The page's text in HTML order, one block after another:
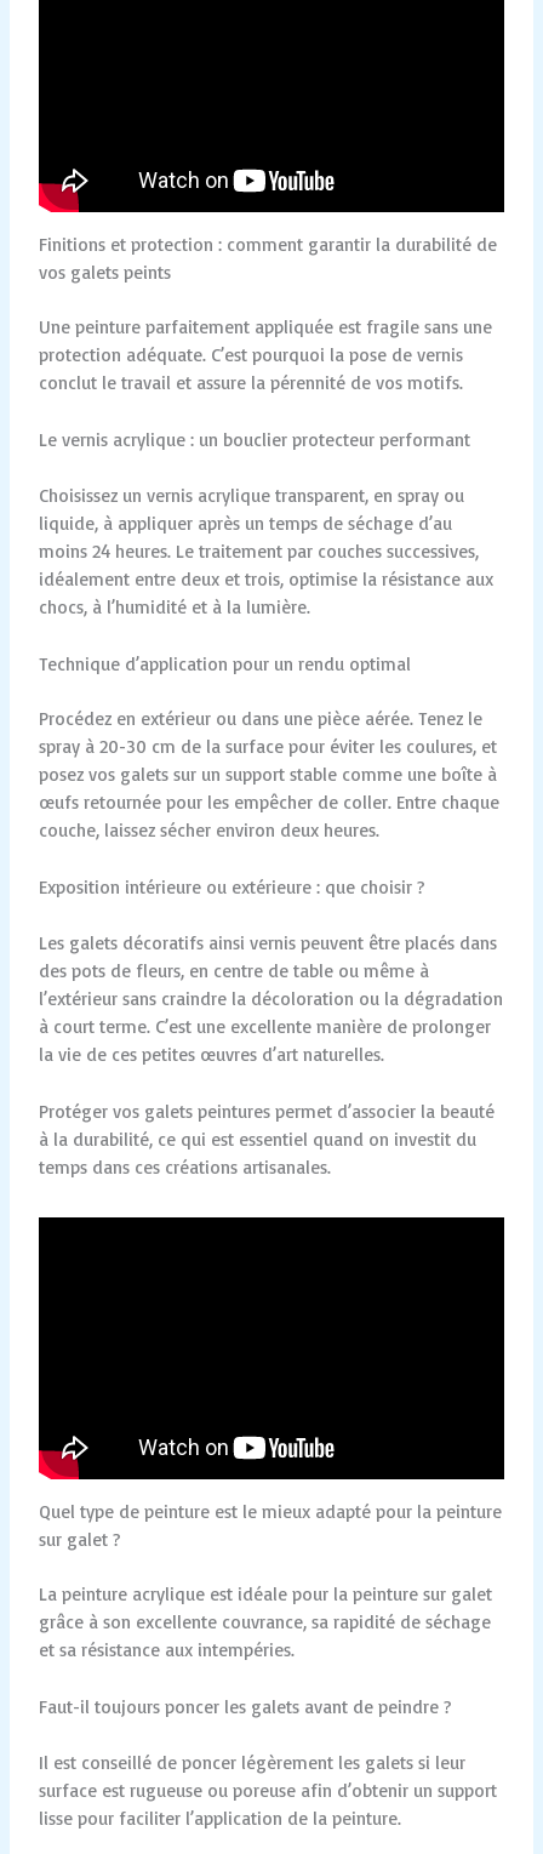
Finitions et protection : comment garantir la durabilité de
vos galets peints
Une peinture parfaitement appliquée est fragile sans une
protection adéquate. C’est pourquoi la pose de vernis
conclut le travail et assure la pérennité de vos motifs.
Le vernis acrylique : un bouclier protecteur performant
Choisissez un vernis acrylique transparent, en spray ou
liquide, à appliquer après un temps de séchage d’au
moins 24 heures. Le traitement par couches successives,
idéalement entre deux et trois, optimise la résistance aux
chocs, à l’humidité et à la lumière.
Technique d’application pour un rendu optimal
Procédez en extérieur ou dans une pièce aérée. Tenez le
spray à 20-30 cm de la surface pour éviter les coulures, et
posez vos galets sur un support stable comme une boîte à
œufs retournée pour les empêcher de coller. Entre chaque
couche, laissez sécher environ deux heures.
Exposition intérieure ou extérieure : que choisir ?
Les galets décoratifs ainsi vernis peuvent être placés dans
des pots de fleurs, en centre de table ou même à
l’extérieur sans craindre la décoloration ou la dégradation
à court terme. C’est une excellente manière de prolonger
la vie de ces petites œuvres d’art naturelles.
Protéger vos galets peintures permet d’associer la beauté
à la durabilité, ce qui est essentiel quand on investit du
temps dans ces créations artisanales.
Quel type de peinture est le mieux adapté pour la peinture
sur galet ?
La peinture acrylique est idéale pour la peinture sur galet
grâce à son excellente couvrance, sa rapidité de séchage
et sa résistance aux intempéries.
Faut-il toujours poncer les galets avant de peindre ?
Il est conseillé de poncer légèrement les galets si leur
surface est rugueuse ou poreuse afin d’obtenir un support
lisse pour faciliter l’application de la peinture.